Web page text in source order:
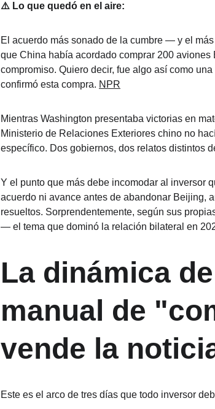
⚠️ Lo que quedó en el aire:
El acuerdo más sonado de la cumbre — y el
que China había acordado comprar 200
compromiso. Quiero decir, fue algo así como
confirmó esta compra. NPR
Mientras Washington presentaba victorias en
Ministerio de Relaciones Exteriores chino no
específico. Dos gobiernos, dos relatos distintos
Y el punto que más debe incomodar al inversor
acuerdo ni avance antes de abandonar Beijing,
resueltos. Sorprendentemente, según sus
— el tema que dominó la relación bilateral en
La dinámica
manual de
vende la
Este es el arco de tres días que todo inversor